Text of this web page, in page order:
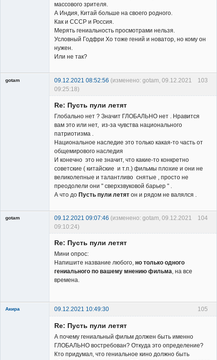
массового зрителя.
А Индия, Китай больше на своего родного.
Как и СССР и Россия.
Мерять гениальность просмотрами нельзя.
Условный Годфри Хо тоже гений и новатор, но кому он
нужен.
Или не так?
103
gotam 09.12.2021 08:52:56 (изменено: gotam, 09.12.2021
09:25:18)
Re: Пусть пули летят
Глобально нет ? Значит ГЛОБАЛЬНО нет . Нравится
вам это или нет, из-за чувства национального
патриотизма .
Национальное наследие это только какая-то часть от
общемирового наследия
И конечно это не значит, что какие-то конкретно
советские ( китайские и т.п.) фильмы плохие и они не
великолепные и талантливо снятые , просто не
преодолели они " сверхзвуковой барьер " .
А что до Пусть пули летят он и рядом не валялся .
104
gotam 09.12.2021 09:07:46 (изменено: gotam, 09.12.2021
09:10:24)
Re: Пусть пули летят
Мини опрос:
Напишите название любого, но только одного
гениального по вашему мнению фильма, на все
времена.
105
Акира 09.12.2021 10:49:30
Re: Пусть пули летят
А почему гениальный фильм должен быть именно
ГЛОБАЛЬНО востребован? Откуда это определение?
Кто придумал, что гениальное кино должно быть